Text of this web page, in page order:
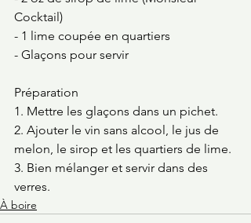
Cocktail)
- 1 lime coupée en quartiers
- Glaçons pour servir
Préparation
1. Mettre les glaçons dans un pichet.
2. Ajouter le vin sans alcool, le jus de
melon, le sirop et les quartiers de lime.
3. Bien mélanger et servir dans des
verres.
À boire